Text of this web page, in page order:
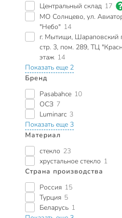
Центральный склад 17
МО Солнцево, ул.
"Небо" 14
г. Мытищи, Шараповский
стр. 3, пом. 289, ТЦ
этаж 14
Показать еще 2
Бренд
Pasabahce 10
ОСЗ 7
Luminarc 3
Показать еще 3
Материал
стекло 23
хрустальное стекло 1
Страна производства
Россия 15
Турция 5
Беларусь 1